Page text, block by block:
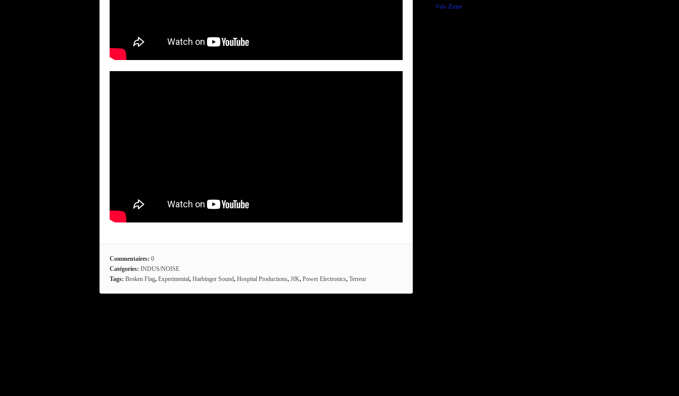
Commentaires: 0
Catégories: INDUS/NOISE
Tags: Broken Flag, Experimental, Harbinger Sound, Hospital Productions, JfK, Power Electronics, Terreur
Vélo Zone